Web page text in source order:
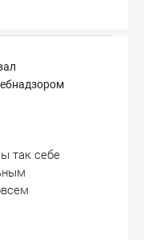
так себе